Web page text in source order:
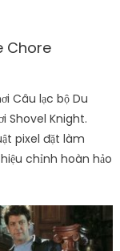
Chore
Câu lạc bộ Du
Shovel Knight.
pixel đặt làm
chỉnh hoàn hảo